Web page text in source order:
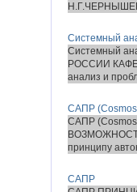
Системный
Системный
РОССИИ
анализ и
САПР
САПР
принципу
САПР